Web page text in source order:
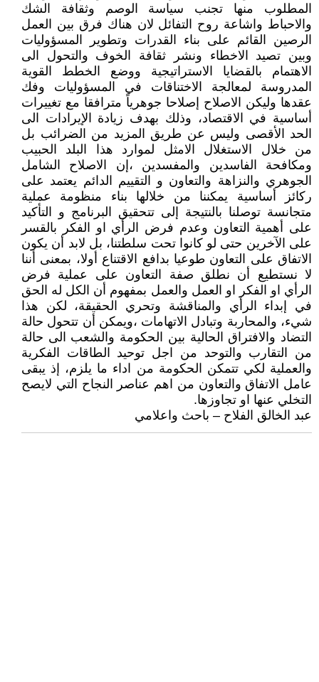
المطلوب منها تجنب سياسة الوصم وثقافة الشك
والاحباط واشاعة روح التفائل لان هناك فرق بين العمل
الرصين القائم على بناء القدرات وتطوير المسؤوليات
وبين تصيد الاخطاء ونشر ثقافة الخوف والتحول الى
الاهتمام بالقضايا الاستراتيجية ووضع الخطط القوية
المدروسة لمعالجة الاختناقات في المسؤوليات وفك
عقدها وليكن الاصلاح إصلاحا جوهرياً مترافقا مع تغييرات
أساسية في الاقتصاد، وذلك بهدف زيادة الإيرادات الى
الحد الأقصى وليس عن طريق المزيد من الضرائب بل
من خلال الاستغلال الامثل لموارد هذا البلد الحبيب
ومكافحة الفاسدين والمفسدين ،إن الاصلاح الشامل
الجوهري والنزاهة والتعاون و التقييم الدائم يعتمد على
ركائز أساسية يمكننا من خلالها بناء منظومة عملية
متجانسة توصلنا بالنتيجة إلى تتحقيق البرنامج و التأكيد
على أهمية التعاون وعدم فرض الرأي او الفكر بالقسر
على الآخرين حتى لو كانوا تحت سلطتنا، بل لابد أن يكون
الاتفاق على التعاون طوعيا بدافع الاقتناع أولا، بمعنى أننا
لا نستطيع أن نطلق صفة التعاون على عملية فرض
الرأي او الفكر او العمل والعمل بمفهوم أن الكل له الحق
في إبداء الرأي والمناقشة وتحري الحقيقة، لكن هذا
شيء، والمحاربة وتبادل الاتهامات ،ويمكن أن تتحول حالة
التضاد والافتراق الحالية بين الحكومة والشعب الى حالة
من التقارب والتوحد من اجل توحيد الطاقات الفكرية
والعملية لكي تتمكن الحكومة من اداء ما يلزم، إذ يبقى
عامل الاتفاق والتعاون من اهم عناصر النجاح التي لايصح
التخلي عنها او تجاوزها.
عبد الخالق الفلاح – باحث واعلامي